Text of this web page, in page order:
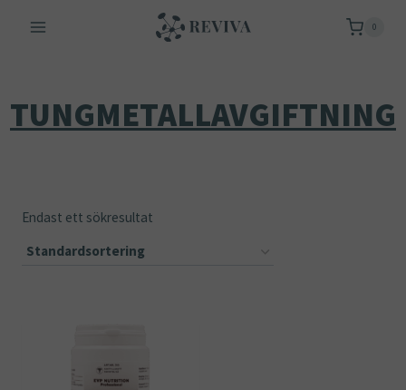
0
TUNGMETALLAVGIFTNING
Endast ett sökresultat